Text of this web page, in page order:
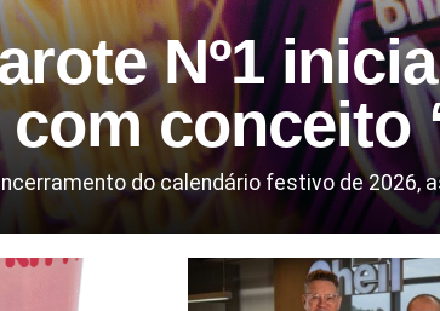
Nº1
com conceito
do calendário festivo de